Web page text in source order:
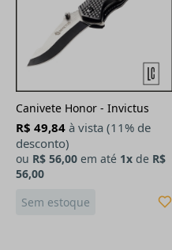
Canivete Honor - Invictus
R$ 49,84 à vista (11% de
desconto)
ou R$ 56,00 em até 1x de R$
56,00
Sem estoque